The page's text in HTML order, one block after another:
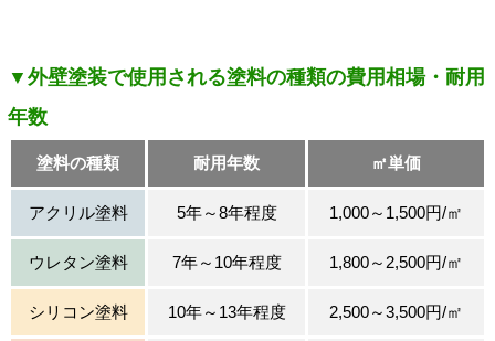
▼外壁塗装で使用される塗料の種類の費用相場・耐用
年数
塗料の種類 耐用年数 ㎡単価
アクリル塗料 5年～8年程度 1,000～1,500円/㎡
ウレタン塗料 7年～10年程度 1,800～2,500円/㎡
シリコン塗料 10年～13年程度 2,500～3,500円/㎡